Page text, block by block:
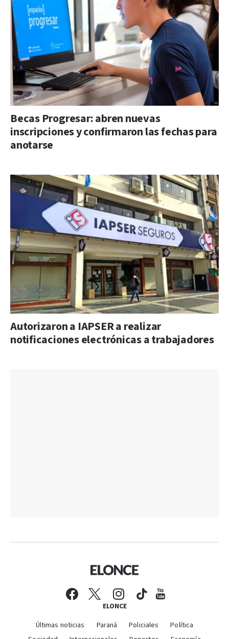
Becas Progresar: abren nuevas
inscripciones y confirmaron las fechas para
anotarse
Autorizaron a IAPSER a realizar
notificaciones electrónicas a trabajadores
ELONCE
Últimas noticias Paraná Policiales
Política